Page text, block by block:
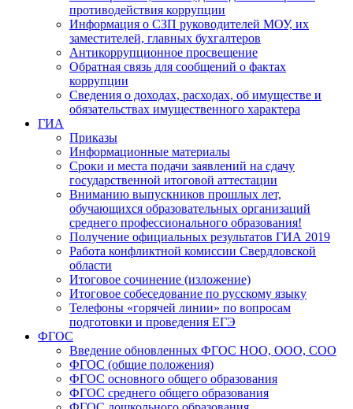
противодействия коррупции
Информация о СЗП руководителей МОУ, их
заместителей, главных бухгалтеров
Антикоррупционное просвещение
Обратная связь для сообщений о фактах
коррупции
Сведения о доходах, расходах, об имуществе и
обязательствах имущественного характера
ГИА
Приказы
Информационные материалы
Сроки и места подачи заявлений на сдачу
государственной итоговой аттестации
Вниманию выпускников прошлых лет,
обучающихся образовательных организаций
среднего профессионального образования!
Получение официальных результатов ГИА 2019
Работа конфликтной комиссии Свердловской
области
Итоговое сочинение (изложение)
Итоговое собеседование по русскому языку
Телефоны «горячей линии» по вопросам
подготовки и проведения ЕГЭ
ФГОС
Введение обновленных ФГОС НОО, ООО, СОО
ФГОС (общие положения)
ФГОС основного общего образования
ФГОС среднего общего образования